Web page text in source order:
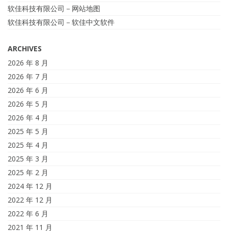
软佳科技有限公司－网站地图
软佳科技有限公司－软佳中文软件
ARCHIVES
2026 年 8 月
2026 年 7 月
2026 年 6 月
2026 年 5 月
2026 年 4 月
2025 年 5 月
2025 年 4 月
2025 年 3 月
2025 年 2 月
2024 年 12 月
2022 年 12 月
2022 年 6 月
2021 年 11 月